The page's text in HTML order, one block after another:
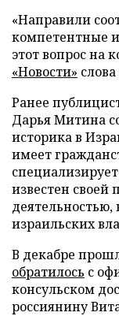
«Направили
компетентные
этот вопрос на
«Новости»
Ранее
Дарья Митина
историка в
имеет
известен своей
израильских
В декабре
обратилось с
консульском
россиянину